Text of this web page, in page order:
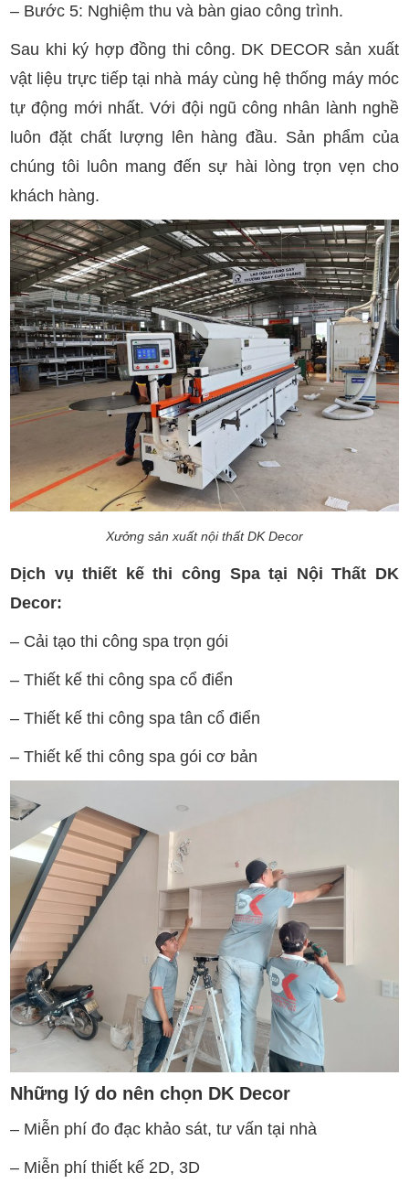
– Bước 5: Nghiệm thu và bàn giao công trình.
Sau khi ký hợp đồng thi công. DK DECOR sản xuất
vật liệu trực tiếp tại nhà máy cùng hệ thống máy móc
tự động mới nhất. Với đội ngũ công nhân lành nghề
luôn đặt chất lượng lên hàng đầu. Sản phẩm của
chúng tôi luôn mang đến sự hài lòng trọn vẹn cho
khách hàng.
Xưởng sản xuất nội thất DK Decor
Dịch vụ thiết kế thi công Spa tại Nội Thất DK
Decor:
– Cải tạo thi công spa trọn gói
– Thiết kế thi công spa cổ điển
– Thiết kế thi công spa tân cổ điển
– Thiết kế thi công spa gói cơ bản
Những lý do nên chọn DK Decor
– Miễn phí đo đạc khảo sát, tư vấn tại nhà
– Miễn phí thiết kế 2D, 3D